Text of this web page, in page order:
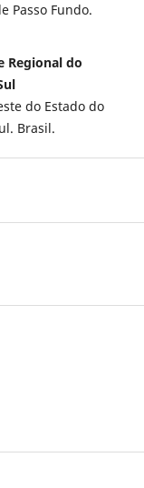
Passo Fundo.
Regional do
do Estado do
Brasil.